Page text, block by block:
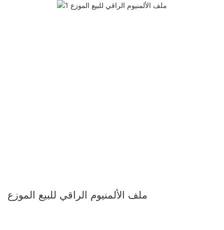
ملف الألمنيوم الراقي للبيع الموزع